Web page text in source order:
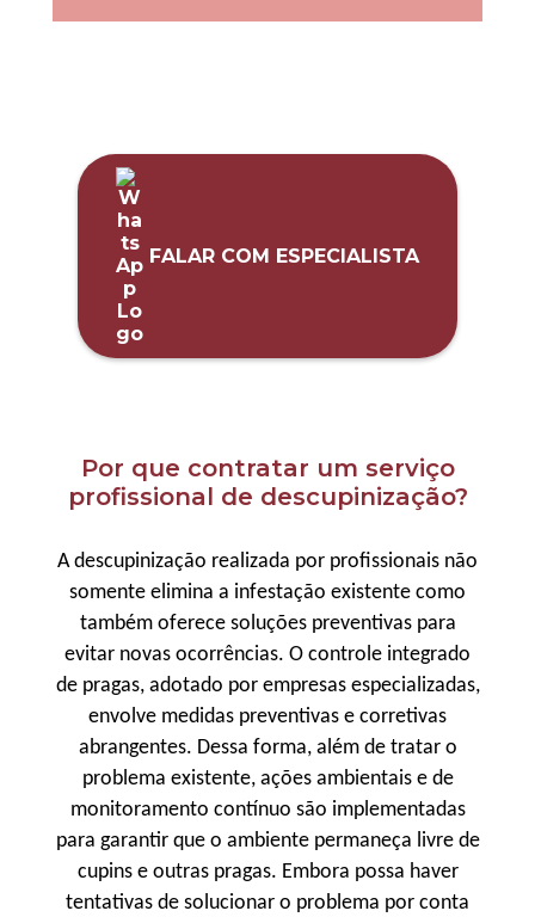
FALAR COM ESPECIALISTA
Por que contratar um serviço
profissional de descupinização?
A descupinização realizada por profissionais não
somente elimina a infestação existente como
também oferece soluções preventivas para
evitar novas ocorrências. O controle integrado
de pragas, adotado por empresas especializadas,
envolve medidas preventivas e corretivas
abrangentes. Dessa forma, além de tratar o
problema existente, ações ambientais e de
monitoramento contínuo são implementadas
para garantir que o ambiente permaneça livre de
cupins e outras pragas. Embora possa haver
tentativas de solucionar o problema por conta